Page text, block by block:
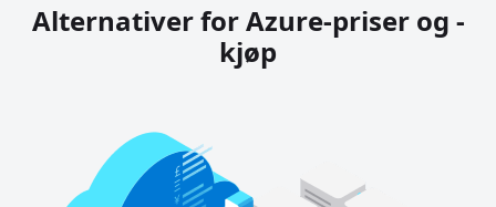
Alternativer for Azure-priser og -
kjøp